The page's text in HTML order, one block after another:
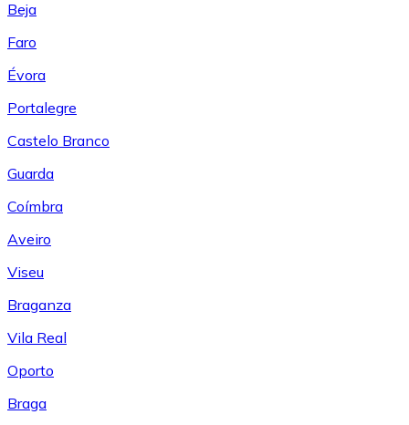
Beja
Faro
Évora
Portalegre
Castelo Branco
Guarda
Coímbra
Aveiro
Viseu
Braganza
Vila Real
Oporto
Braga